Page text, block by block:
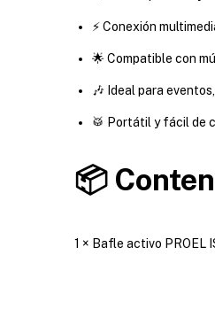
⚡ Conexión
🌟 Compatible con
🎶 Ideal para
🥁 Portátil y fácil de
📦
1 × Bafle activo PROEL